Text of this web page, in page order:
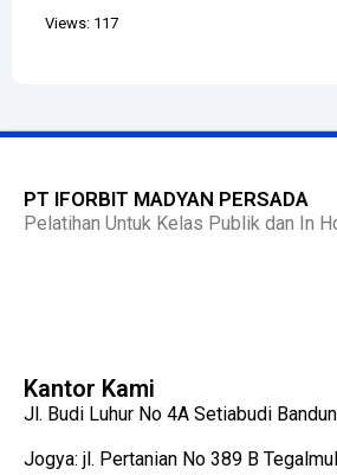
Views: 117
PT IFORBIT MADYAN PERSADA
Pelatihan Untuk Kelas Publik dan In
Kantor Kami
Jl. Budi Luhur No 4A Setiabudi
Jogya: jl. Pertanian No 389 B